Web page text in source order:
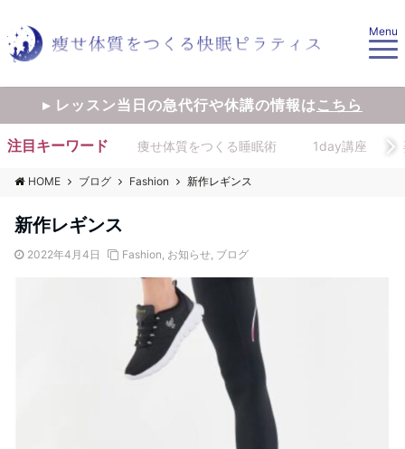
Menu
▸ レッスン当日の急代行や休講の情報はこちら
注目キーワード 痩せ体質をつくる睡眠術 1day講座
HOME ブログ Fashion 新作レギンス
新作レギンス
2022年4月4日 Fashion, お知らせ, ブログ